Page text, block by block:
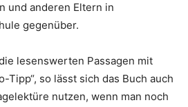
und anderen Eltern in
gegenüber.
lesenswerten Passagen mit
Tipp“, so lässt sich das Buch auch
nutzen, wenn man noch